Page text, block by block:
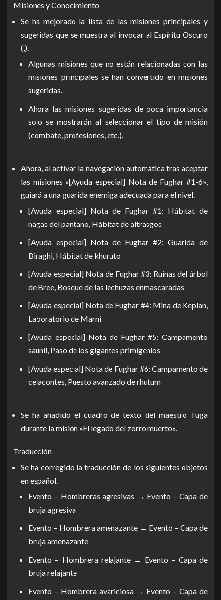
Misiones y Conocimiento
Se ha mejorado la lista de las misiones principales y
sugeridas que se muestra al invocar al Espíritu Oscuro
(,).
Algunas misiones que no están relacionadas con las
misiones principales se han convertido en misiones
sugeridas.
Ahora las misiones sugeridas de poca importancia
solo se mostrarán al seleccionar el tipo de misión
(combate, profesiones, etc.).
Ahora, al activar la navegación automática tras aceptar
las misiones «[Ayuda especial] Nota de Fughar #1-6»,
guiará a una guarida enemiga adecuada para el nivel.
[Ayuda especial] Nota de Fughar #1: Hábitat de
nagas del pantano, Hábitat de altrasgos
[Ayuda especial] Nota de Fughar #2: Guarida de
Biraghi, Hábitat de khuruto
[Ayuda especial] Nota de Fughar #3: Ruinas del árbol
de Bree, Bosque de las lechuzas enmascaradas
[Ayuda especial] Nota de Fughar #4: Mina de Keplan,
Laboratorio de Marni
[Ayuda especial] Nota de Fughar #5: Campamento
saunil, Paso de los gigantes primigenios
[Ayuda especial] Nota de Fughar #6: Campamento de
celacontes, Puesto avanzado de rhutum
Se ha añadido el cuadro de texto del maestro Tuga
durante la misión «El legado del zorro muerto».
Traducción
Se ha corregido la traducción de los siguientes objetos
en español.
Evento – Hombreras agresivas → Evento – Capa de
bruja agresiva
Evento – Hombrera amenazante → Evento – Capa de
bruja amenazante
Evento – Hombrera relajante → Evento – Capa de
bruja relajante
Evento – Hombrera avariciosa → Evento – Capa de